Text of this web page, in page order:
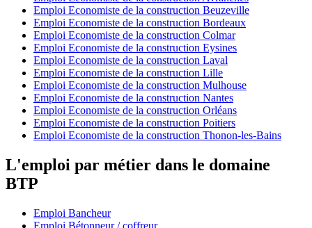
Emploi Economiste de la construction Beuzeville
Emploi Economiste de la construction Bordeaux
Emploi Economiste de la construction Colmar
Emploi Economiste de la construction Eysines
Emploi Economiste de la construction Laval
Emploi Economiste de la construction Lille
Emploi Economiste de la construction Mulhouse
Emploi Economiste de la construction Nantes
Emploi Economiste de la construction Orléans
Emploi Economiste de la construction Poitiers
Emploi Economiste de la construction Thonon-les-Bains
L'emploi par métier dans le domaine
BTP
Emploi Bancheur